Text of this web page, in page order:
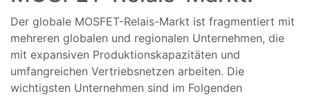
Der globale MOSFET-Relais-Markt ist fragmentiert mit
mehreren globalen und regionalen Unternehmen, die
mit expansiven Produktionskapazitäten und
umfangreichen Vertriebsnetzen arbeiten. Die
wichtigsten Unternehmen sind im Folgenden